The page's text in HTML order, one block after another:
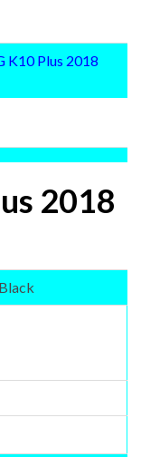
K10 Plus 2018
2018